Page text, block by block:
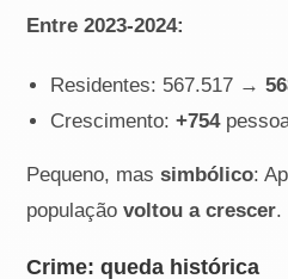
Entre 2023-2024:
Residentes: 567.517 →
Crescimento:+754
Pequeno, massimbólico:
populaçãovoltou a crescer.
Crime: queda histórica